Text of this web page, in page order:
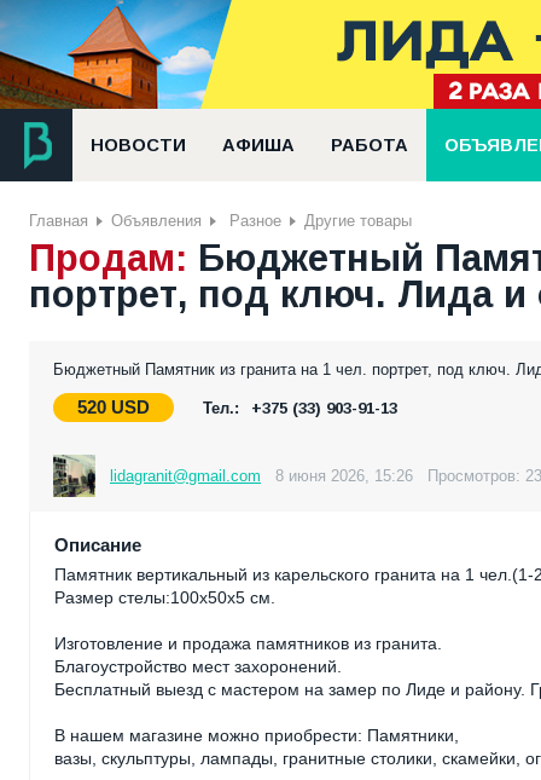
НОВОСТИ АФИША РАБОТА
Главная Объявления Разное Другие товары
Продам: Бюджетный
портрет, под ключ. Лида и
Бюджетный Памятник из гранита на 1 чел. портрет, под ключ.
520 USD Тел.: +375 (33) 903-91-13
lidagranit@gmail.com 8 июня 2026, 15:26 Просмотров:
Описание
Памятник вертикальный из карельского гранита на 1
Размер стелы:100х50х5 см.
Изготовление и продажа памятников из гранита.
Благоустройство мест захоронений.
Бесплатный выезд с мастером на замер по Лиде и району.
В нашем магазине можно приобрести: Памятники,
вазы, скульптуры, лампады, гранитные столики, скамейки,